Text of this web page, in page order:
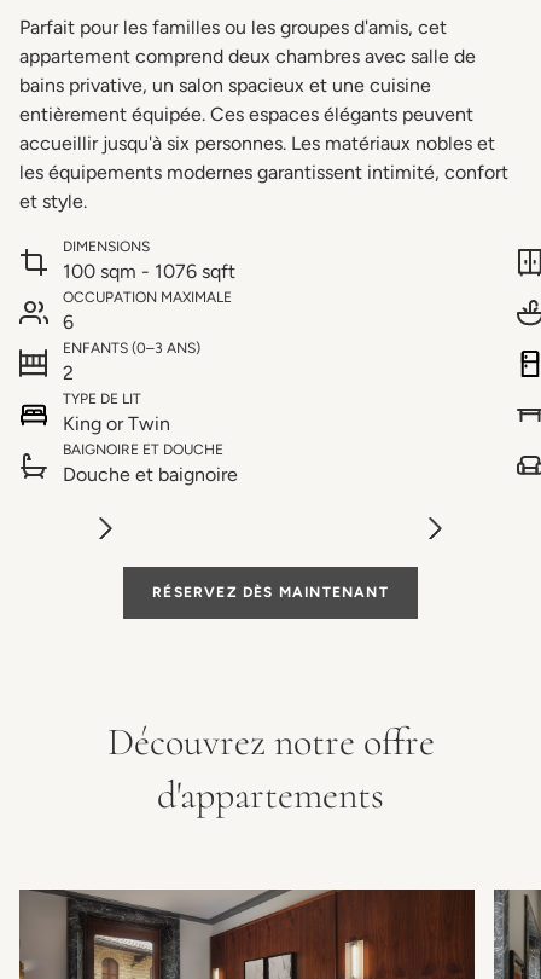
Parfait pour les familles ou les groupes d'amis, cet
appartement comprend deux chambres avec salle de
bains privative, un salon spacieux et une cuisine
entièrement équipée. Ces espaces élégants peuvent
accueillir jusqu'à six personnes. Les matériaux nobles et
les équipements modernes garantissent intimité, confort
et style.
DIMENSIONS
100 sqm - 1076 sqft
OCCUPATION MAXIMALE
6
ENFANTS (0–3 ANS)
2
TYPE DE LIT
King or Twin
BAIGNOIRE ET DOUCHE
Douche et baignoire
RÉSERVEZ DÈS MAINTENANT
Découvrez notre offre
d'appartements